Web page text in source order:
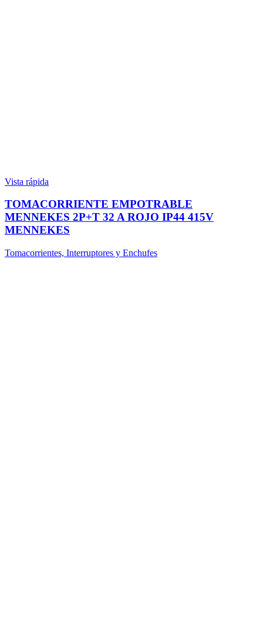
Vista rápida
TOMACORRIENTE EMPOTRABLE
MENNEKES 2P+T 32 A ROJO IP44 415V
MENNEKES
Tomacorrientes, Interruptores y Enchufes